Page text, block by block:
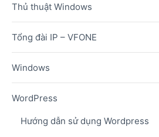
Thủ thuật Windows
Tổng đài IP – VFONE
Windows
WordPress
Hướng dẫn sử dụng Wordpress